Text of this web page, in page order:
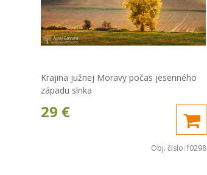
Krajina južnej Moravy počas jesenného
západu slnka
29 €
Obj. čislo: f0298